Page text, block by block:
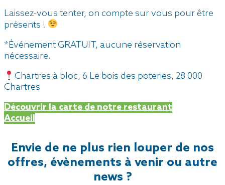
Laissez-vous tenter, on compte sur vous pour être
présents !
*Événement GRATUIT, aucune réservation
nécessaire.
Chartres à bloc, 6 Le bois des poteries, 28 000
Chartres
Découvrir la carte de notre restaurant
Accueil
Envie de ne plus rien louper de nos
offres, évènements à venir ou autre
news ?